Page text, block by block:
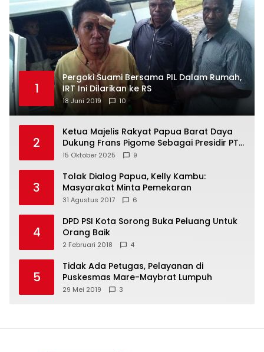
1
Pergoki Suami Bersama PIL Dalam Rumah,
IRT Ini Dilarikan ke RS
18 Juni 2019 10
2
Ketua Majelis Rakyat Papua Barat Daya
Dukung Frans Pigome Sebagai Presidir PT
Freeport Indonesia
15 Oktober 2025 9
3
Tolak Dialog Papua, Kelly Kambu:
Masyarakat Minta Pemekaran
31 Agustus 2017 6
4
DPD PSI Kota Sorong Buka Peluang Untuk
Orang Baik
2 Februari 2018 4
5
Tidak Ada Petugas, Pelayanan di
Puskesmas Mare-Maybrat Lumpuh
29 Mei 2019 3